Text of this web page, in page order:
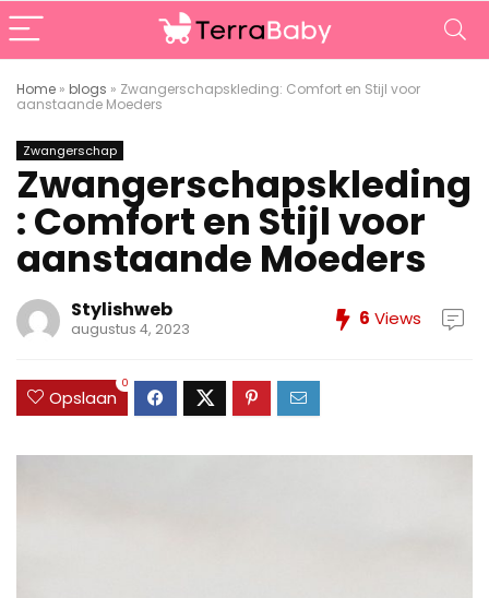
Home » blogs » Zwangerschapskleding: Comfort en Stijl voor
aanstaande Moeders
Zwangerschap
Zwangerschapskleding
: Comfort en Stijl voor
aanstaande Moeders
Stylishweb
augustus 4, 2023 6 Views
Opslaan
0